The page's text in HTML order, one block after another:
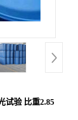
试验 比重2.85